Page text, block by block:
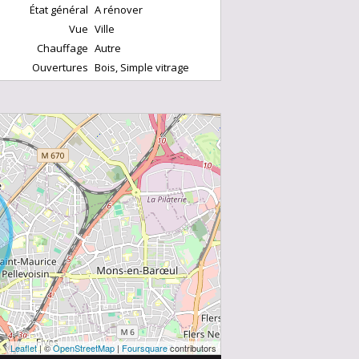
État général A rénover
Vue Ville
Chauffage Autre
Ouvertures Bois, Simple vitrage
Leaflet| ©OpenStreetMap | Foursquarecontributors